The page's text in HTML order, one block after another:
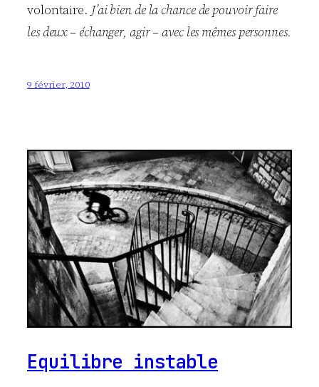
volontaire. J’ai bien de la chance de pouvoir faire
les deux – échanger, agir – avec les mêmes personnes.
9 février, 2010
Equilibre instable